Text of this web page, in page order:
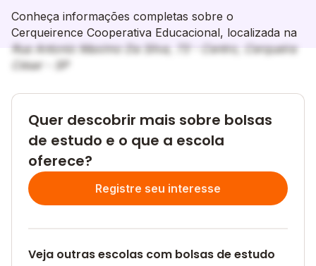
Conheça informações completas sobre o
Cerqueirence Cooperativa Educacional, localizada na
Rua Antonio Maximo Da Silva, 73 - Centro, Cerqueira
César - SP
Quer descobrir mais sobre bolsas
de estudo e o que a escola
oferece?
Registre seu interesse
Veja outras escolas com bolsas de estudo